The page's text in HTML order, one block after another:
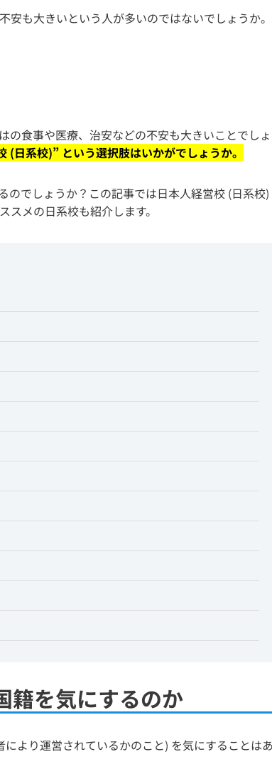
も大きいという人が多いのではないでしょうか。
の食事や医療、治安などの不安も大きいことでしょ
日系校)” という選択肢はいかがでしょうか。
でしょうか？この記事では日本人経営校 (日系校)
メの日系校も紹介します。
籍を気にするのか
より運営されているかのこと) を気にすることは